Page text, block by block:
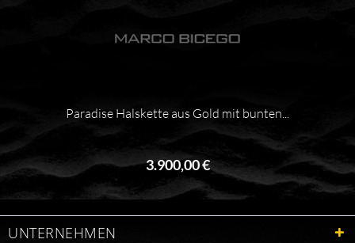
Paradise Halskette aus Gold mit bunten...
3.900,00 €
UNTERNEHMEN